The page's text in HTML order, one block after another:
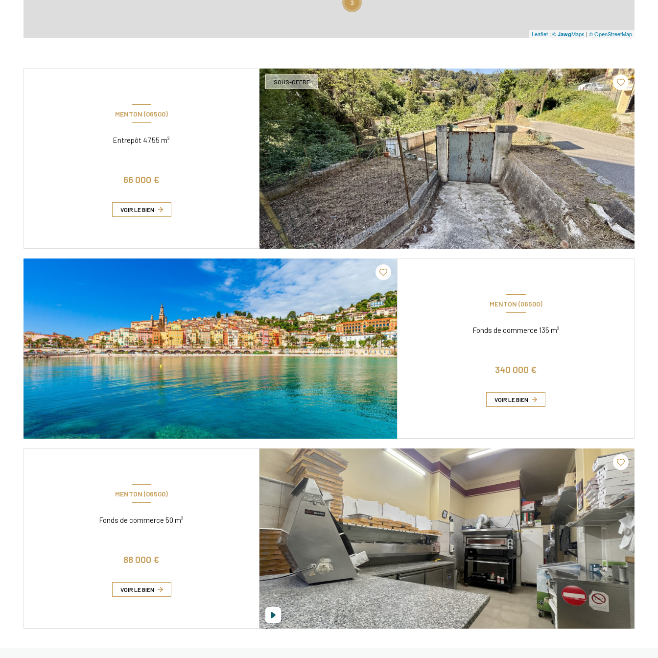
3
Leaflet | © JawgMaps | © OpenStreetMap
SOUS-OFFRE
MENTON (06500)
Entrepôt 47.55 m²
66 000 €
VOIR LE BIEN
MENTON (06500)
Fonds de commerce 135 m²
340 000 €
VOIR LE BIEN
MENTON (06500)
Fonds de commerce 50 m²
88 000 €
VOIR LE BIEN